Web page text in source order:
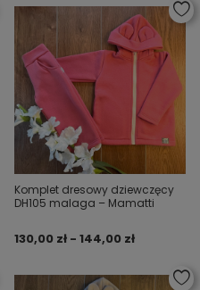
Komplet dresowy dziewczęcy
DH105 malaga – Mamatti
130,00 zł - 144,00 zł